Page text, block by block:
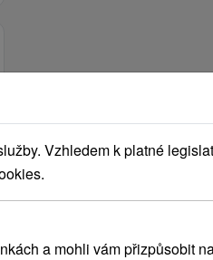
Vzhledem k platné
a mohli vám přizpůsobit